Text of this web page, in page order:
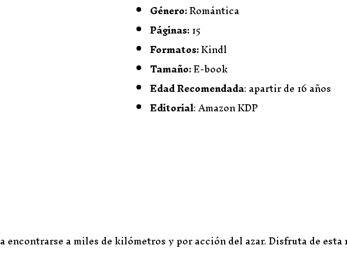
Género:Romántica
Páginas:15
Formatos:Kindl
Tamaño:E-book
Edad Recomendada: apartir de 16 años
Editorial: Amazon KDP
encontrarse a miles de kilómetros y por acción del azar. Disfruta de